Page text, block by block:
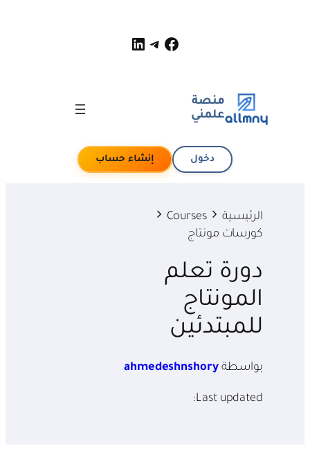
فيسبوك
تيليجرام
لينكد إن
منصة
علمني
دخول إنشاء حساب
الرئيسية
Courses
كورسات مونتاج
دورة تعلم
المونتاج
للمبتدئين
بواسطة ahmedeshnshory
Last updated: